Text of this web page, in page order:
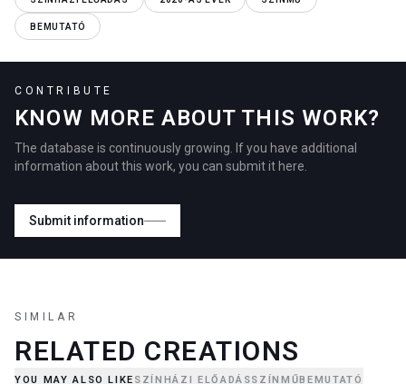
BEMUTATÓ
CONTRIBUTE
KNOW MORE ABOUT THIS WORK?
The database is continuously growing. If you have additional
information about this work, you can submit it here.
Submit information
SIMILAR
RELATED CREATIONS
YOU MAY ALSO LIKE SZÍNHÁZI ELŐADÁSSZÍNMŰBEMUTATÓ